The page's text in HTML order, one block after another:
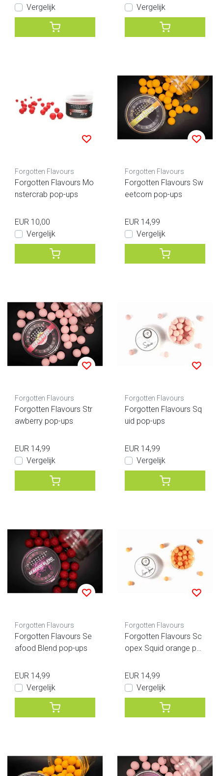
Vergelijk Vergelijk
Forgotten Flavours
Forgotten Flavours Mo
nstercrab pop-ups
EUR 10,00
Vergelijk
Forgotten Flavours
Forgotten Flavours Sw
eetcorn pop-ups
EUR 14,99
Vergelijk
Forgotten Flavours
Forgotten Flavours Str
awberry pop-ups
EUR 14,99
Vergelijk
Forgotten Flavours
Forgotten Flavours Sq
uid pop-ups
EUR 14,99
Vergelijk
Forgotten Flavours
Forgotten Flavours Se
afood Blend pop-ups
EUR 14,99
Vergelijk
Forgotten Flavours
Forgotten Flavours Sc
opex Squid orange po
EUR 14,99
Vergelijk